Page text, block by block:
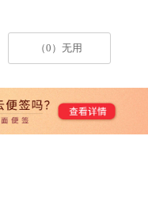
（0）无用